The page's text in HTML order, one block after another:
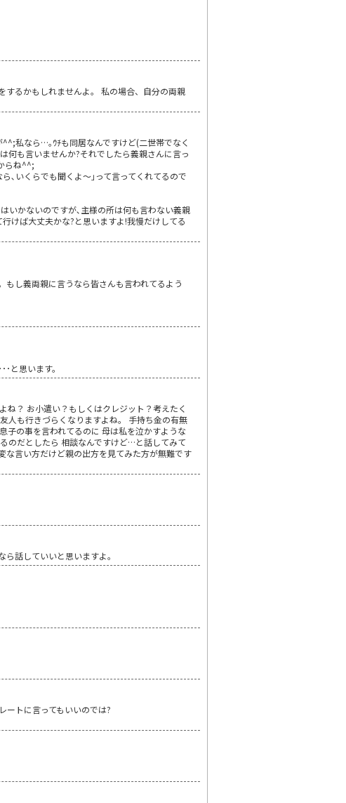
するかもしれませんよ。 私の場合、自分の両親
私なら…｡ｳﾁも同居なんですけど(二世帯でなく
何も言いませんか?それでしたら義親さんに言っ
らね^^;
､いくらでも聞くよ～｣って言ってくれてるので
いかないのですが､主様の所は何も言わない義親
けば大丈夫かな?と思いますよ!我慢だけしてる
し義両親に言うなら皆さんも言われてるよう
と思います。
ね？ お小遣い？もしくはクレジット？考えたく
人も行きづらくなりますよね。 手持ち金の有無
子の事を言われてるのに 母は私を泣かすような
のだとしたら 相談なんですけど…と話してみて
言い方だけど親の出方を見てみた方が無難です
話していいと思いますよ。
ートに言ってもいいのでは?